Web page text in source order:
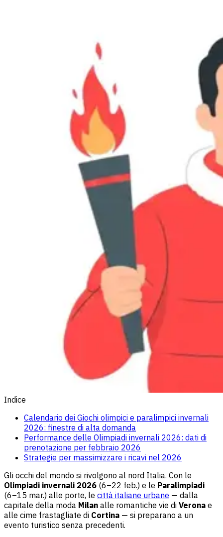
Indice
Calendario dei Giochi olimpici e paralimpici invernali
2026: finestre di alta domanda
Performance delle Olimpiadi invernali 2026: dati di
prenotazione per febbraio 2026
Strategie per massimizzare i ricavi nel 2026
Gli occhi del mondo si rivolgono al nord Italia. Con le
Olimpiadi invernali 2026 (6–22 feb.) e le Paralimpiadi
(6–15 mar.) alle porte, le città italiane urbane — dalla
capitale della moda Milan alle romantiche vie di Verona e
alle cime frastagliate di Cortina — si preparano a un
evento turistico senza precedenti.